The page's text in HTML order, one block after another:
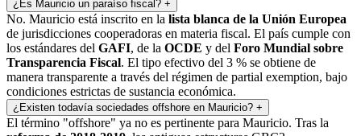
¿Es Mauricio un paraíso fiscal? +
No. Mauricio está inscrito en la lista blanca de la Unión Europea
de jurisdicciones cooperadoras en materia fiscal. El país cumple con
los estándares del GAFI, de la OCDE y del Foro Mundial sobre
Transparencia Fiscal. El tipo efectivo del 3 % se obtiene de
manera transparente a través del régimen de partial exemption, bajo
condiciones estrictas de sustancia económica.
¿Existen todavía sociedades offshore en Mauricio? +
El término "offshore" ya no es pertinente para Mauricio. Tras la